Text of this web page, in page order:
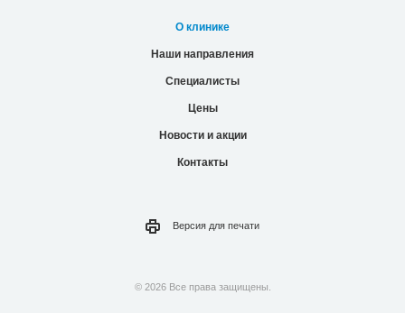
О клинике
Наши направления
Специалисты
Цены
Новости и акции
Контакты
Версия для печати
© 2026 Все права защищены.